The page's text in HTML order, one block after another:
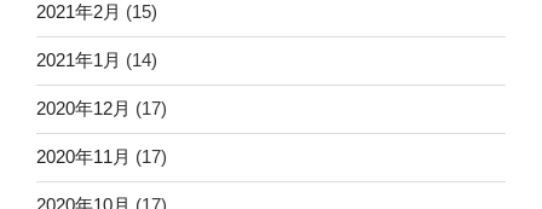
2021年2月 (15)
2021年1月 (14)
2020年12月 (17)
2020年11月 (17)
2020年10月 (17)